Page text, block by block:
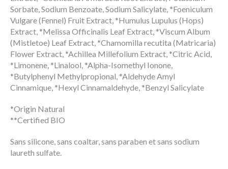
Sorbate, Sodium Benzoate, Sodium Salicylate, *Foeniculum
Vulgare (Fennel) Fruit Extract, *Humulus Lupulus (Hops)
Extract, *Melissa Officinalis Leaf Extract, *Viscum Album
(Mistletoe) Leaf Extract, *Chamomilla recutita (Matricaria)
Flower Extract, *Achillea Millefolium Extract, *Citric Acid,
*Limonene, *Linalool, *Alpha-Isomethyl Ionone,
*Butylphenyl Methylpropional, *Aldehyde Amyl
Cinnamique, *Hexyl Cinnamaldehyde, *Benzyl Salicylate
*Origin Natural
**Certified BIO
Sans silicone, sans coaltar, sans paraben et sans sodium
laureth sulfate.